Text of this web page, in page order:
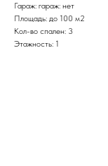
Гараж: гараж: нет
Площадь: до 100 м2
Кол-во спален: 3
Этажность: 1